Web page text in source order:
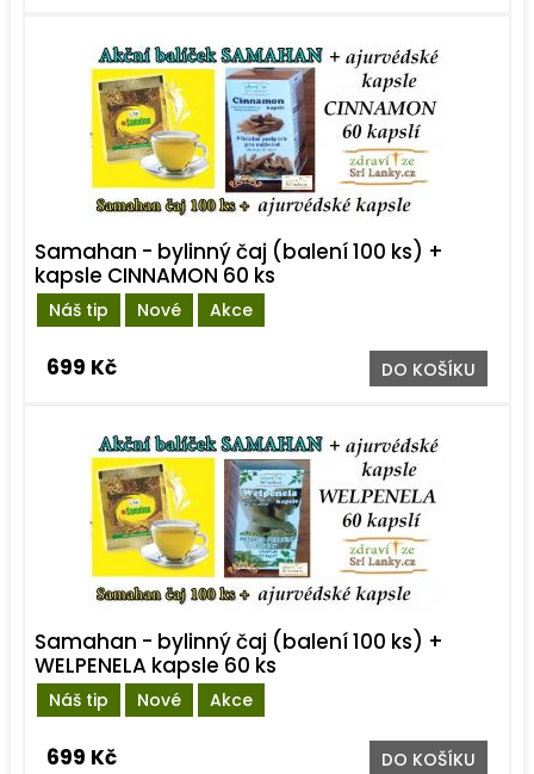
Náš tip Nové Akce
Samahan - bylinný čaj (balení 100 ks) +
kapsle CINNAMON 60 ks
699 Kč DO KOŠÍKU
Náš tip Nové Akce
Samahan - bylinný čaj (balení 100 ks) +
WELPENELA kapsle 60 ks
699 Kč DO KOŠÍKU